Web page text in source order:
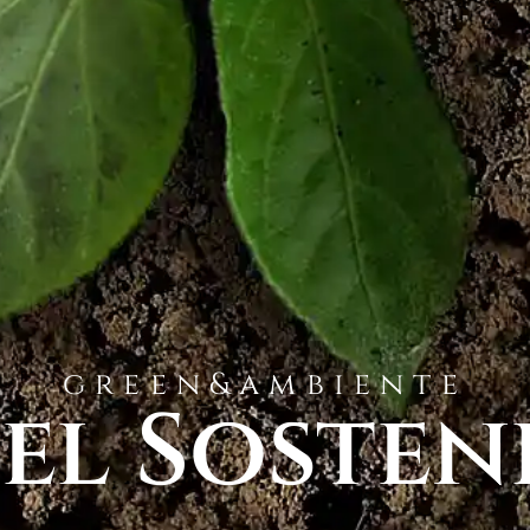
green&ambiente